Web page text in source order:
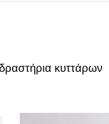
κυττάρων